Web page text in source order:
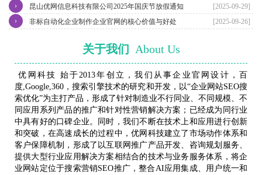
[2025-09-29]
昆山优网信息科技有限公司2025年国庆节放假通知
›
[2025-09-26]
非标自动化企业制作企业官网的核心价值与好处
›
关于我们 About Us
优网科技 始于2013年创立，我们从事企业官网设计，百
度,Google,360，搜索引擎技术的研究和开发，以“企业网站SEO搜
索优化”为主打产品，形成了针对制造业不行同业、不同规模、不
同应用系列产品的推广和针对性营销解决方案；已经成为同行业
中具有好的口碑企业。同时，我们不断在技术上和应用进行创新
和突破，在高速成长的过程中，优网科技建立了市场动作体系和
客户保障机制，形成了以互联网推广产品开发、咨询规划服务、
提供大型行业应用解决方案相结合的技术与业务服务体系，将企
业网站定位于搜索营销SEO推广，整合AI应用集成、用户统一和